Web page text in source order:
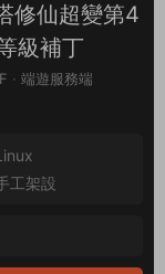
修仙超變第4
級補丁
· 端遊服務端
工架設